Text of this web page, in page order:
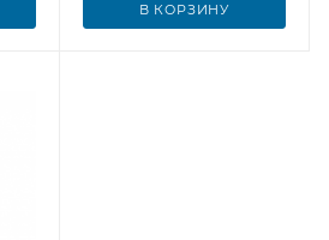
В КОРЗИНУ